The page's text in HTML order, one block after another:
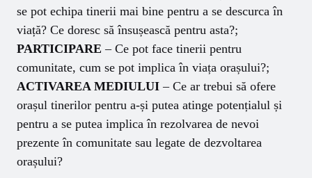
se pot echipa tinerii mai bine pentru a se descurca în
viață? Ce doresc să însușească pentru asta?;
PARTICIPARE – Ce pot face tinerii pentru
comunitate, cum se pot implica în viața orașului?;
ACTIVAREA MEDIULUI– Ce ar trebui să ofere
orașul tinerilor pentru a-și putea atinge potențialul și
pentru a se putea implica în rezolvarea de nevoi
prezente în comunitate sau legate de dezvoltarea
orașului?